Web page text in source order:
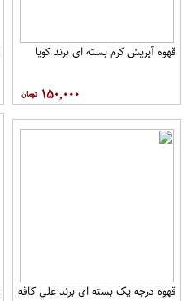
قهوه آيريش کرم بسته ای برند کوپا
۱۵۰,۰۰۰
قهوه درجه یک بسته ای برند علي کافه